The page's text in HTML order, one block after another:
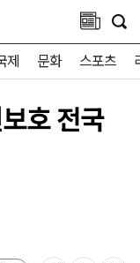
제 문화 스포츠
호 전국